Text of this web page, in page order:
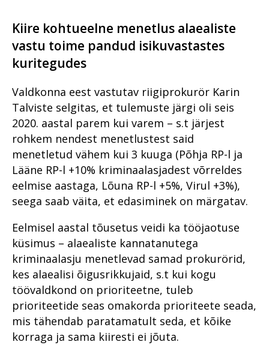
Jehoova tunnistajast ema
keelas vastsündinu
päästmise vereülekandega
Pommiplahvatus
Vabaduse väljakul
Süüdistusosakond aastal
2019
Järelevalveosakond aastal
2019
Haldusosakond aastal 2019
Rahvusvaheline koostöö 2019
Valmisid prokuröride
kompetentsimudelid
Prokuratuur 2015–2019
Prokuratuuri aasta numbrites
Millised on kõige mõjukamad
Rahvusvaheline koostöö
Prokuratuuri aastaraamat
Ühenda prokurör tema
lemmikuga
Juhuslik vihje viis südametu
kotijooksja tabamiseni
Prokuratuuri personalitöö
Rahvusvaheline koostöö
Prokuratuuri panus
õigusloomesse
Prokuratuuri aastaraamat
2016
Kiire kohtueelne menetlus alaealiste
vastu toime pandud isikuvastastes
kuritegudes
Valdkonna eest vastutav riigiprokurör Karin
Talviste selgitas, et tulemuste järgi oli seis
2020. aastal parem kui varem – s.t järjest
rohkem nendest menetlustest said
menetletud vähem kui 3 kuuga (Põhja RP-l ja
Lääne RP-l +10% kriminaalasjadest võrreldes
eelmise aastaga, Lõuna RP-l +5%, Virul +3%),
seega saab väita, et edasiminek on märgatav.
Eelmisel aastal tõusetus veidi ka tööjaotuse
küsimus – alaealiste kannatanutega
kriminaalasju menetlevad samad prokurörid,
kes alaealisi õigusrikkujaid, s.t kui kogu
töövaldkond on prioriteetne, tuleb
prioriteetide seas omakorda prioriteete seada,
mis tähendab paratamatult seda, et kõike
korraga ja sama kiiresti ei jõuta.